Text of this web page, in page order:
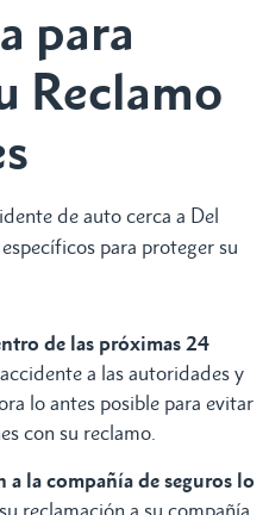
para
Reclamo
de auto cerca a Del
para proteger su
de las próximas 24
a las autoridades y
lo antes posible para evitar
con su reclamo.
a la compañía de seguros lo